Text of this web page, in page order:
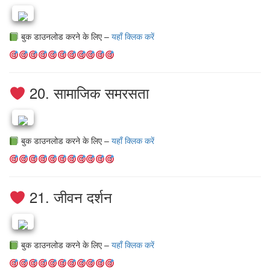
बुक डाउनलोड करने के लिए – यहाँ क्लिक करें
20. सामाजिक समरसता
बुक डाउनलोड करने के लिए – यहाँ क्लिक करें
21. जीवन दर्शन
बुक डाउनलोड करने के लिए – यहाँ क्लिक करें